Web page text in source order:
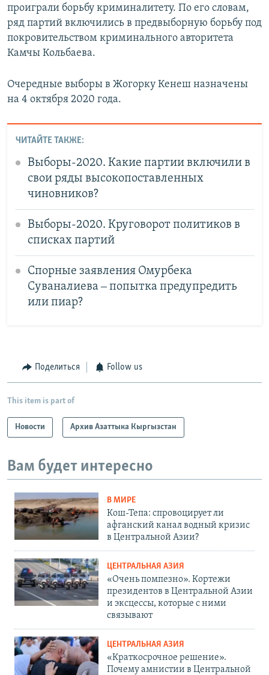
проиграли борьбу криминалитету. По его словам,
ряд партий включились в предвыборную борьбу под
покровительством криминального авторитета
Камчы Кольбаева.
Очередные выборы в Жогорку Кенеш назначены
на 4 октября 2020 года.
ЧИТАЙТЕ ТАКЖЕ:
Выборы-2020. Какие партии включили в
свои ряды высокопоставленных
чиновников?
Выборы-2020. Круговорот политиков в
списках партий
Спорные заявления Омурбека
Суваналиева ‒ попытка предупредить
или пиар?
Поделиться Follow us
This item is part of
Новости Архив Азаттыка Кыргызстан
Вам будет интересно
В МИРЕ
Кош-Тепа: спровоцирует ли
афганский канал водный кризис
в Центральной Азии?
ЦЕНТРАЛЬНАЯ АЗИЯ
«Очень помпезно». Кортежи
президентов в Центральной Азии
и эксцессы, которые с ними
связывают
ЦЕНТРАЛЬНАЯ АЗИЯ
«Краткосрочное решение».
Почему амнистии в Центральной